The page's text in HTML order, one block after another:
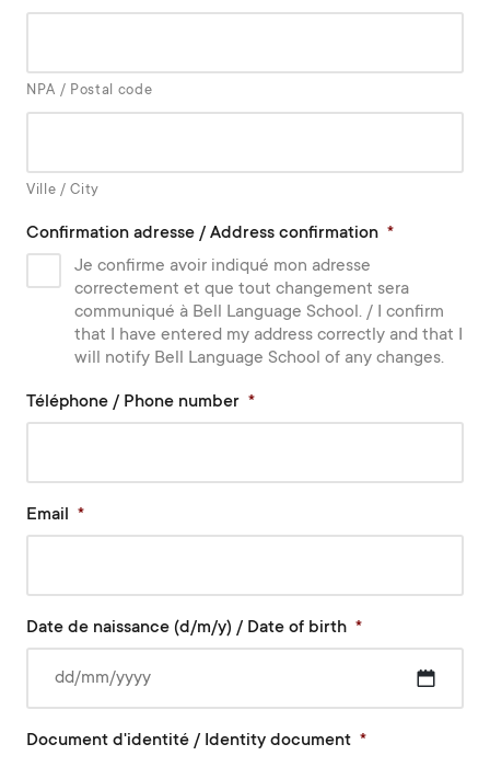
NPA / Postal code
Ville / City
Confirmation adresse / Address confirmation *
Je confirme avoir indiqué mon adresse
correctement et que tout changement sera
communiqué à Bell Language School. / I confirm
that I have entered my address correctly and that I
will notify Bell Language School of any changes.
Téléphone / Phone number *
Email *
Date de naissance (d/m/y) / Date of birth *
slash
Document d'identité / Identity document *